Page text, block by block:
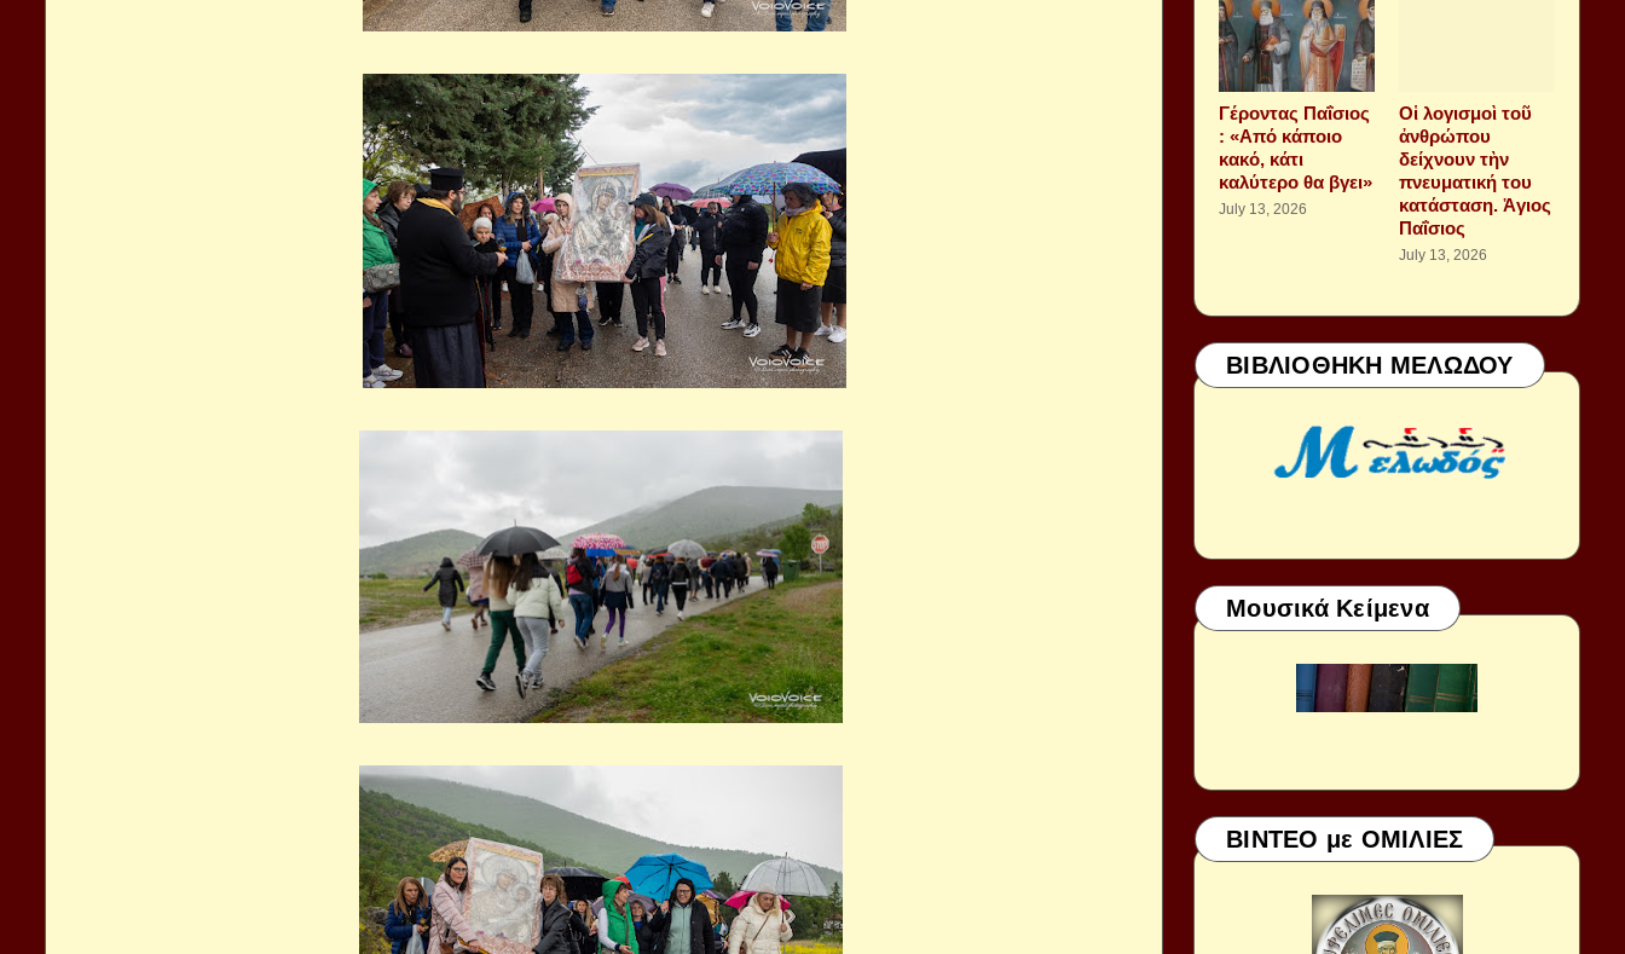
Γέροντας Παΐσιος
: «Από κάποιο
κακό, κάτι
καλύτερο θα βγει»
July 13, 2026
Οἱ λογισμοὶ τοῦ
ἀνθρώπου
δείχνουν τὴν
πνευματική του
κατάσταση. Ἁγιος
Παΐσιος
July 13, 2026
ΒΙΒΛΙΟΘΗΚΗ ΜΕΛΩΔΟΥ
Μουσικά Κείμενα
ΒΙΝΤΕΟ με ΟΜΙΛΙΕΣ